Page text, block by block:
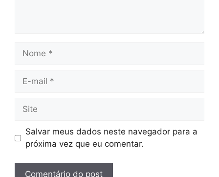
Nome
Site
Salvar meus dados neste navegador para a
próxima vez que eu comentar.